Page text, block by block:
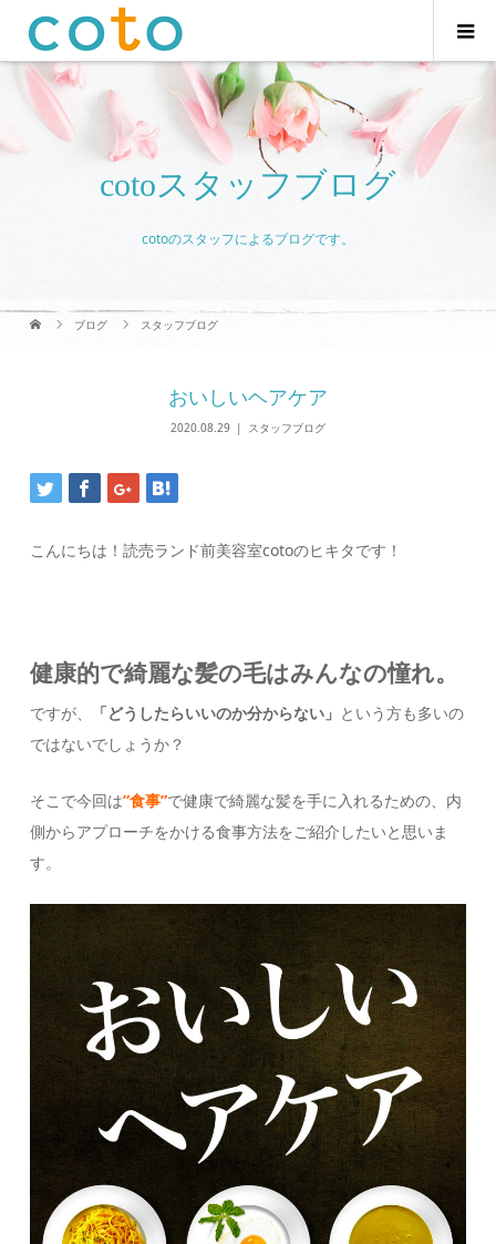
cotoスタッフブログ
cotoのスタッフによるブログです。
ブログ スタッフブログ
おいしいヘアケア
2020.08.29 スタッフブログ
こんにちは！読売ランド前美容室cotoのヒキタです！
健康的で綺麗な髪の毛はみんなの憧れ。
ですが、 「どうしたらいいのか分からない」 という方も多いの
ではないでしょうか？
そこで今回は”食事”で健康で綺麗な髪を手に入れるための、内
側からアプローチをかける食事方法をご紹介したいと思いま
す。